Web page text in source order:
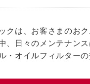
クは、お客さまのお
、日々のメンテナン
・オイルフィルター